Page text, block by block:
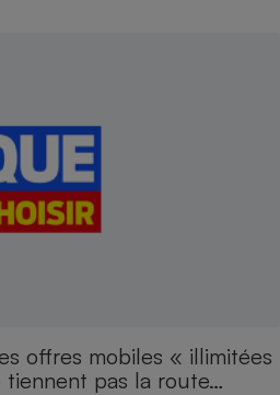
offres mobiles « illimitées
pas la route…